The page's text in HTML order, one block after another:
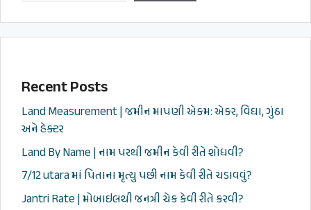
Recent Posts
Land Measurement | જમીન માપણી એકમ: એકર, વિઘા, ગુંઠા
અને હેક્ટર
Land By Name | નામ પરથી જમીન કેવી રીતે શોધવી?
7/12 utara માં પિતાના મૃત્યુ પછી નામ કેવી રીતે ચડાવવું?
Jantri Rate | મોબાઇલથી જનત્રી ચેક કેવી રીતે કરવી?